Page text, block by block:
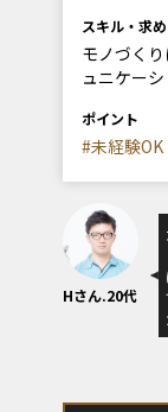
スキル・求
モノづく
ュニケー
ポイント
#未経験OK
Hさん.20代